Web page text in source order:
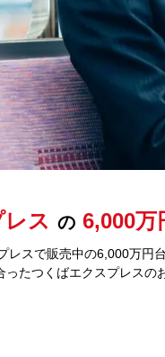
ス の 6,000万
レスで販売中の6,000万円
たつくばエクスプレスの